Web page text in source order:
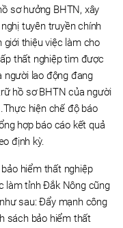
sơ hưởng BHTN, xây
tuyên truyền chính
thiệu việc làm cho
thất nghiệp tìm được
người lao động đang
hồ sơ BHTN của người
hiện chế độ báo
hợp báo cáo kết quả
định kỳ.
hiểm thất nghiệp
làm tỉnh Đắk Nông cũng
sau: Đẩy mạnh công
sách bảo hiểm thất